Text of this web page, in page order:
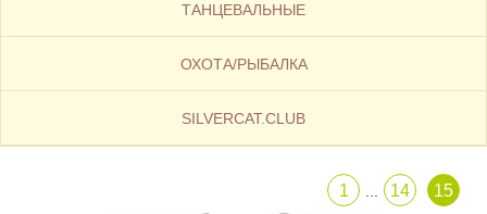
ТАНЦЕВАЛЬНЫЕ
ОХОТА/РЫБАЛКА
SILVERCAT.CLUB
1 14 15